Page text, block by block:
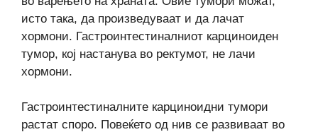
исто така, да произведуваат и да лачат
хормони. Гастроинтестиналниот карциноиден
тумор, кој настанува во ректумот, не лачи
хормони.
Гастроинтестиналните карциноидни тумори
растат споро. Повеќето од нив се развиваат во